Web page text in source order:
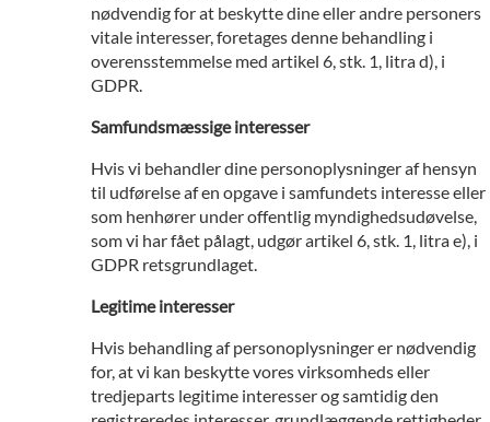
nødvendig for at beskytte dine eller andre personers
vitale interesser, foretages denne behandling i
overensstemmelse med artikel 6, stk. 1, litra d), i
GDPR.
Samfundsmæssige interesser
Hvis vi behandler dine personoplysninger af hensyn
til udførelse af en opgave i samfundets interesse eller
som henhører under offentlig myndighedsudøvelse,
som vi har fået pålagt, udgør artikel 6, stk. 1, litra e), i
GDPR retsgrundlaget.
Legitime interesser
Hvis behandling af personoplysninger er nødvendig
for, at vi kan beskytte vores virksomheds eller
tredjeparts legitime interesser og samtidig den